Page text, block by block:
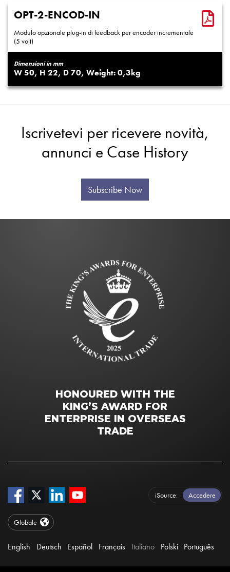
OPT-2-ENCOD-IN
Modulo opzionale plug-in di feedback per encoder incrementale
(5 volt)
Dimensioni in mm
50 22 70 0,3
Iscrivetevi per ricevere novità,
annunci e Case History
Subscribe Now
HONOURED WITH THE
KING’S AWARD FOR
ENTERPRISE IN OVERSEAS
TRADE
iSource Accedere
Globale
English Deutsch Español Français Italiano Polski Português